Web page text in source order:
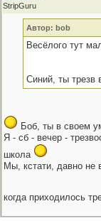
StripGuru
Автор: bob
Весёлого тут
Синий, ты трезв
Боб, ты в своем
Я - сб - вечер -
школа
Мы, кстати, давно не
когда приходилось